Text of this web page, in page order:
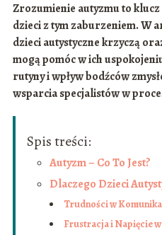
Zrozumienie autyzmu to
dzieci z tym zaburzeniem. W
dzieci autystyczne krzyczą
mogą pomóc w ich
rutyny i wpływ bodźców
wsparcia specjalistów w
Spis treści:
Autyzm – Co To Jest?
Dlaczego Dzieci
Trudności w
Frustracja i Napięcie w